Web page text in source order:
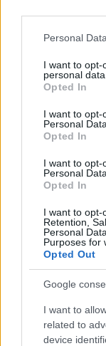
Please note that
not limited to
grant or deny
use your data for
consent section.
Personal
I want to opt-
personal data.
Opted In
I want to opt-
Personal Data.
Opted In
I want to opt-
Personal
Opted In
I want to opt-
Retention,
Personal
Purposes for
Opted Out
Google
I want to
related to
device
és annak hiánya,
művészet, mint
aki úgy véli,
kérdéseket
saját jelenkori
kérdések az
előadásnak
Ráckevei Anna. A
tehát a
nézők,
szeptember 13.-
nagyoperettje,
koreográfiájával,
Zsolt, Zavaros
főszereplésével.